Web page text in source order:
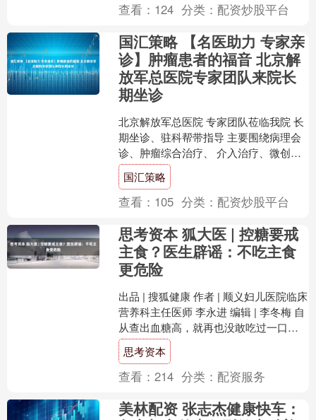
查看： 124 分类： 配资炒股平台
国汇策略 【名医助力 专家亲
诊】肿瘤患者的福音 北京解
放军总医院专家团队来院长
期坐诊
北京解放军总医院 专家团队莅临我院 长
期坐诊、驻科帮带指导 主要围绕病理会
诊、肿瘤综合治疗、 介入治疗、微创治
疗等疑难杂症 病理科专家 邰艳红 解放军
总医院第五....
国汇策略
查看： 105 分类： 配资炒股平台
思考资本 狐大医 | 控糖要戒
主食？医生辟谣：不吃主食
更危险
出品 | 搜狐健康 作者 | 顺义妇儿医院临床
营养科主任医师 李永进 编辑 | 李冬梅 自
从查出血糖高，就再也没敢吃过一口米
饭、一个馒头？血糖高到底能不能吃主
食....
思考资本
查看：214 分类： 配资服务
美林配资 张志杰健康快车：